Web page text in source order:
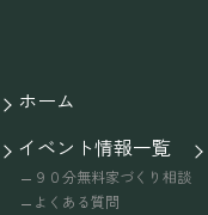
ホーム
イベント情報一覧
９０分無料家づくり相談
よくある質問